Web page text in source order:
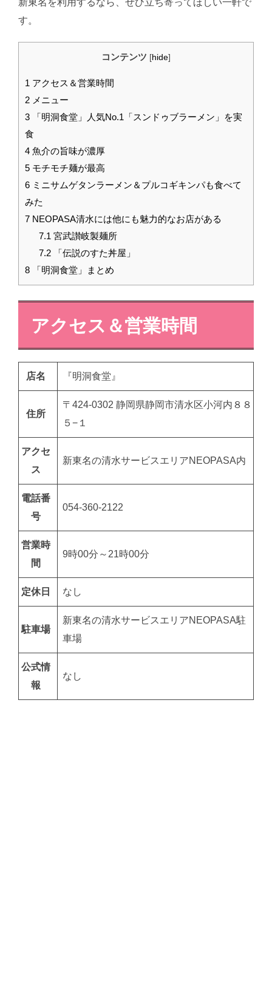
新東名を利用するなら、ぜひ立ち寄ってほしい一軒で
す。
コンテンツ [hide]
1 アクセス＆営業時間
2 メニュー
3 「明洞食堂」人気No.1「スンドゥブラーメン」を実
食
4 魚介の旨味が濃厚
5 モチモチ麺が最高
6 ミニサムゲタンラーメン＆プルコギキンパも食べて
みた
7 NEOPASA清水には他にも魅力的なお店がある
7.1 宮武讃岐製麺所
7.2「伝説のすた丼屋」
8 「明洞食堂」まとめ
アクセス＆営業時間
店名 『明洞食堂』
住所
〒424-0302 静岡県静岡市清水区小河内８８
５−１
アクセ
ス
新東名の清水サービスエリアNEOPASA内
電話番
号
054-360-2122
営業時
間
9時00分～21時00分
定休日 なし
駐車場
新東名の清水サービスエリアNEOPASA駐
車場
公式情
報
なし